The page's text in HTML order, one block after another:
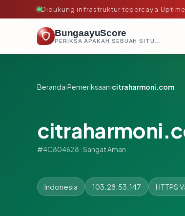
Didukung infrastruktur tepercaya·
BungaayuScore
PERIKSA APAKAH SEBUAH SITUS AMAN, TEPERCAYA, DAN TERVERIFIKASI DALAM HITUNGAN DETIK.
Beranda›Pemeriksaan›citraharmoni.com
#4C804628 · Sangat Aman
Indonesia 103.28.53.147 HTTPS